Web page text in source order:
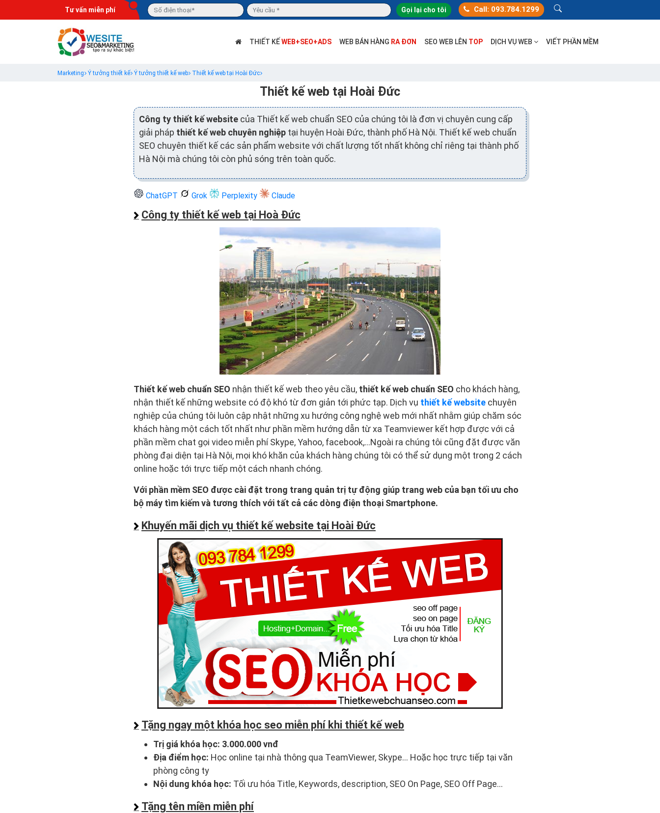
Tư vấn miễn phí Gọi lại cho tôi Call: 093.784.1299
THIẾT KẾWEB+SEO+ADS WEB BÁN HÀNG RA ĐƠN SEO WEB LÊN TOP DỊCH VỤ WEB VIẾT PHẦN MỀM
Marketing Ý tưởng thiết kế Ý tưởng thiết kế web Thiết kế web tại Hoài Đức
Thiết kế web tại Hoài Đức
Công ty thiết kế website của Thiết kế web chuẩn SEO của chúng tôi là đơn vị chuyên cung cấp
giải pháp thiết kế web chuyên nghiệp tại huyện Hoài Đức, thành phố Hà Nội. Thiết kế web chuẩn
SEO chuyên thiết kế các sản phẩm website với chất lượng tốt nhất không chỉ riêng tại thành phố
Hà Nội mà chúng tôi còn phủ sóng trên toàn quốc.
ChatGPT Grok Perplexity Claude
Công ty thiết kế web tại Hoà Đức
Thiết kế web chuẩn SEO nhận thiết kế web theo yêu cầu, thiết kế web chuẩn SEO cho khách hàng,
nhận thiết kế những website có độ khó từ đơn giản tới phức tạp. Dịch vụ thiết kế website chuyên
nghiệp của chúng tôi luôn cập nhật những xu hướng công nghệ web mới nhất nhằm giúp chăm sóc
khách hàng một cách tốt nhất như phần mềm hướng dẫn từ xa Teamviewer kết hợp được với cả
phần mềm chat gọi video miễn phí Skype, Yahoo, facebook,…Ngoài ra chúng tôi cũng đặt được văn
phòng đại diện tại Hà Nội, mọi khó khăn của khách hàng chúng tôi có thể sử dụng một trong 2 cách
online hoặc tới trực tiếp một cách nhanh chóng.
Với phần mềm SEO được cài đặt trong trang quản trị tự động giúp trang web của bạn tối ưu cho
bộ máy tìm kiếm và tương thích với tất cả các dòng điện thoại Smartphone.
Khuyến mãi dịch vụ thiết kế website tại Hoài Đức
Tặng ngay một khóa học seo miễn phí khi thiết kế web
Trị giá khóa học: 3.000.000 vnđ
Địa điểm học: Học online tại nhà thông qua TeamViewer, Skype... Hoặc học trực tiếp tại văn
phòng công ty
Nội dung khóa học: Tối ưu hóa Title, Keywords, description, SEO On Page, SEO Off Page...
Tặng tên miền miễn phí